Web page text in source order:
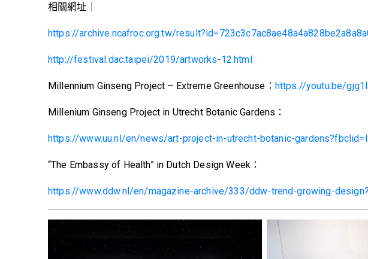
相關網址｜
https://archive.ncafroc.org.tw/
http://festival.dac.taipei/2019/artworks-12.html
Millennium Ginseng Project – Extreme Greenhouse： https://youtu.be/
Millenium Ginseng Project in Utrecht Botanic Gardens：
https://www.uu.nl/en/news/art-project-in-utrecht-botanic-
“The Embassy of Health” in Dutch Design Week：
https://www.ddw.nl/en/magazine-archive/333/ddw-trend-growing-